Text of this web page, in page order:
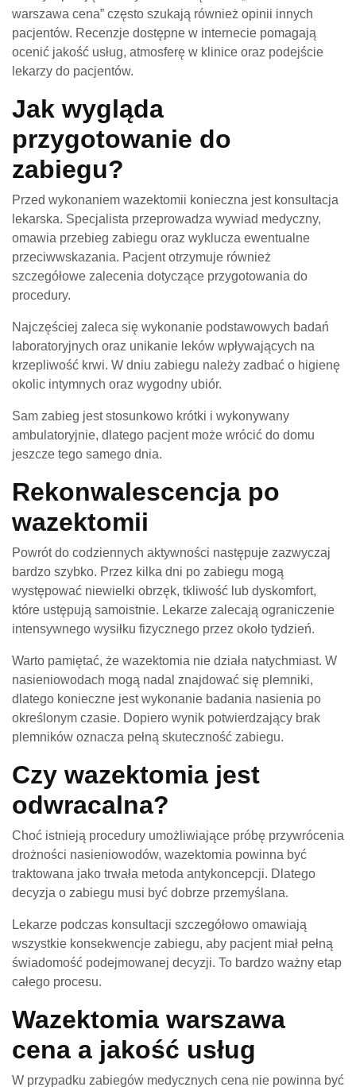
warszawa cena” często szukają również opinii innych
pacjentów. Recenzje dostępne w internecie pomagają
ocenić jakość usług, atmosferę w klinice oraz podejście
lekarzy do pacjentów.
Jak wygląda
przygotowanie do
zabiegu?
Przed wykonaniem wazektomii konieczna jest konsultacja
lekarska. Specjalista przeprowadza wywiad medyczny,
omawia przebieg zabiegu oraz wyklucza ewentualne
przeciwwskazania. Pacjent otrzymuje również
szczegółowe zalecenia dotyczące przygotowania do
procedury.
Najczęściej zaleca się wykonanie podstawowych badań
laboratoryjnych oraz unikanie leków wpływających na
krzepliwość krwi. W dniu zabiegu należy zadbać o higienę
okolic intymnych oraz wygodny ubiór.
Sam zabieg jest stosunkowo krótki i wykonywany
ambulatoryjnie, dlatego pacjent może wrócić do domu
jeszcze tego samego dnia.
Rekonwalescencja po
wazektomii
Powrót do codziennych aktywności następuje zazwyczaj
bardzo szybko. Przez kilka dni po zabiegu mogą
występować niewielki obrzęk, tkliwość lub dyskomfort,
które ustępują samoistnie. Lekarze zalecają ograniczenie
intensywnego wysiłku fizycznego przez około tydzień.
Warto pamiętać, że wazektomia nie działa natychmiast. W
nasieniowodach mogą nadal znajdować się plemniki,
dlatego konieczne jest wykonanie badania nasienia po
określonym czasie. Dopiero wynik potwierdzający brak
plemników oznacza pełną skuteczność zabiegu.
Czy wazektomia jest
odwracalna?
Choć istnieją procedury umożliwiające próbę przywrócenia
drożności nasieniowodów, wazektomia powinna być
traktowana jako trwała metoda antykoncepcji. Dlatego
decyzja o zabiegu musi być dobrze przemyślana.
Lekarze podczas konsultacji szczegółowo omawiają
wszystkie konsekwencje zabiegu, aby pacjent miał pełną
świadomość podejmowanej decyzji. To bardzo ważny etap
całego procesu.
Wazektomia warszawa
cena a jakość usług
W przypadku zabiegów medycznych cena nie powinna być